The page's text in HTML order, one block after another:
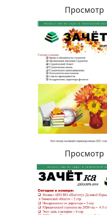
Просмотр
Просмотр